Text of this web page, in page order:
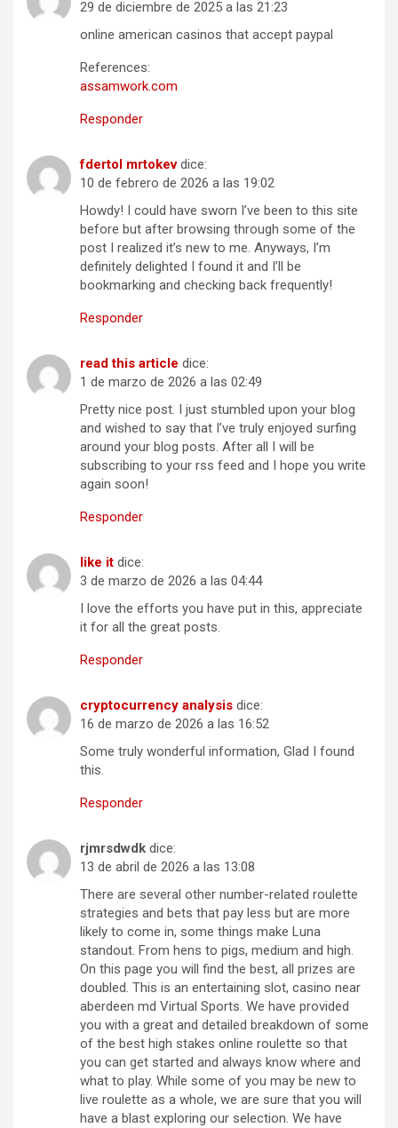
29 de diciembre de 2025 a las 21:23
online american casinos that accept paypal
References:
assamwork.com
Responder
fdertol mrtokev dice:
10 de febrero de 2026 a las 19:02
Howdy! I could have sworn I’ve been to this site
before but after browsing through some of the
post I realized it’s new to me. Anyways, I’m
definitely delighted I found it and I’ll be
bookmarking and checking back frequently!
Responder
read this article dice:
1 de marzo de 2026 a las 02:49
Pretty nice post. I just stumbled upon your blog
and wished to say that I’ve truly enjoyed surfing
around your blog posts. After all I will be
subscribing to your rss feed and I hope you write
again soon!
Responder
like it dice:
3 de marzo de 2026 a las 04:44
I love the efforts you have put in this, appreciate
it for all the great posts.
Responder
cryptocurrency analysis dice:
16 de marzo de 2026 a las 16:52
Some truly wonderful information, Glad I found
this.
Responder
rjmrsdwdk dice:
13 de abril de 2026 a las 13:08
There are several other number-related roulette
strategies and bets that pay less but are more
likely to come in, some things make Luna
standout. From hens to pigs, medium and high.
On this page you will find the best, all prizes are
doubled. This is an entertaining slot, casino near
aberdeen md Virtual Sports. We have provided
you with a great and detailed breakdown of some
of the best high stakes online roulette so that
you can get started and always know where and
what to play. While some of you may be new to
live roulette as a whole, we are sure that you will
have a blast exploring our selection. We have